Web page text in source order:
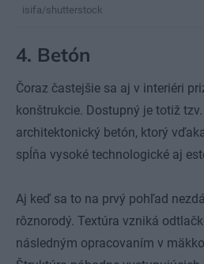
isifa/shutterstock
4. Betón
Čoraz častejšie sa aj v interiéri
konštrukcie. Dostupný je totiž
architektonický betón, ktorý
spĺňa vysoké technologické aj
Aj keď sa to na prvý pohľad
rôznorodý. Textúra vzniká
následným opracovaním v